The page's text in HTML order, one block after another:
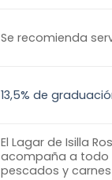
Se recomienda
13,5% de
El Lagar de Isilla
acompaña a todo
pescados y